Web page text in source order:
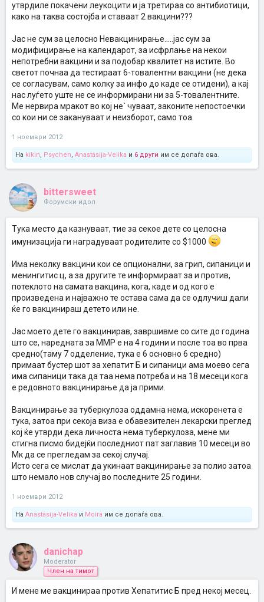
утврдиле покачени леукоцити и ја третираа со антибиотици,
како на таква состојба и ставаат 2 вакцини???
Јас не сум за целосно Невакцинирање.....јас сум за
модифицирање на календарот, за исфрлање на некои
непотребни вакцини и за подобар квалитет на истите. Во
светот почнаа да тестираат 6-товалентни вакцини (не дека
се согласувам, само колку за инфо до каде се отидени), а кај
нас луѓето уште не се информирани ни за 5-товалентните.
Ме нервира мракот во кој не` чуваат, законите непостоечки
со кои ни се закануваат и неизборот, само тоа.
1 ноември 2012
На kikin, Psychen, Anastasija-Velika и 6 други им се допаѓа ова.
bittersweet
Форумски идол
Тука место да казнуваат, тие за секое дете со целосна
имунизација ги наградуваат родителите со $1000
Има неколку вакцини кои се опционални, за грип, сипаници и
менингитис ц, а за другите те информираат за и против,
потеклото на самата вакцина, кога, каде и од кого е
произведена и најважно те остава сама да се одлучиш дали
ќе го вакцинираш детето или не.
Јас моето дете го вакцинирав, завршивме со сите до година
што се, наредната за ММР е на 4 години и после тоа во прва
средно(таму 7 одделение, тука е 6 основно 6 средно)
примаат бустер шот за хепатит Б и сипаници ама моево сега
има сипаници така да таа нема потреба и на 18 месеци кога
е редовното вакцинирање да ја прими.
Вакцинирање за туберкулоза оддамна нема, искоренета е
тука, затоа при секоја виза е обавезителен лекарски преглед
кој ќе утврди дека личноста нема туберкулоза, мене ми
стигна писмо бидејќи последниот пат заглавив 10 месеци во
Мк да се прегледам за секој случај.
Исто сега се мислат да укинаат вакцинирање за полио затоа
што немало нов случај во последните 25 години.
1 ноември 2012
На Anastasija-Velika и Moira им се допаѓа ова.
danichap
Moderator
Член на тимот
И мене ме вакцинираа против Хепатитис Б пред некој месец.